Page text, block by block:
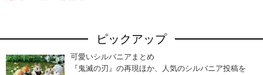
ピックアップ
可愛いシルバニアまとめ
『鬼滅の刃』の再現ほか、人気のシルバニア投稿を